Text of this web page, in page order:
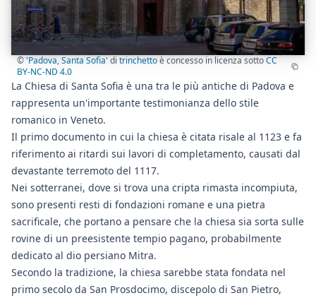
©'Padova, Santa Sofia'ditrinchettoè concesso in licenza sottoCC
BY-NC-ND 4.0
La Chiesa di Santa Sofia è una tra le più antiche di Padova e
rappresenta un'importante testimonianza dello stile
romanico in Veneto.
Il primo documento in cui la chiesa è citata risale al 1123 e fa
riferimento ai ritardi sui lavori di completamento, causati dal
devastante terremoto del 1117.
Nei sotterranei, dove si trova una cripta rimasta incompiuta,
sono presenti resti di fondazioni romane e una pietra
sacrificale, che portano a pensare che la chiesa sia sorta sulle
rovine di un preesistente tempio pagano, probabilmente
dedicato al dio persiano Mitra.
Secondo la tradizione, la chiesa sarebbe stata fondata nel
primo secolo da San Prosdocimo, discepolo di San Pietro,